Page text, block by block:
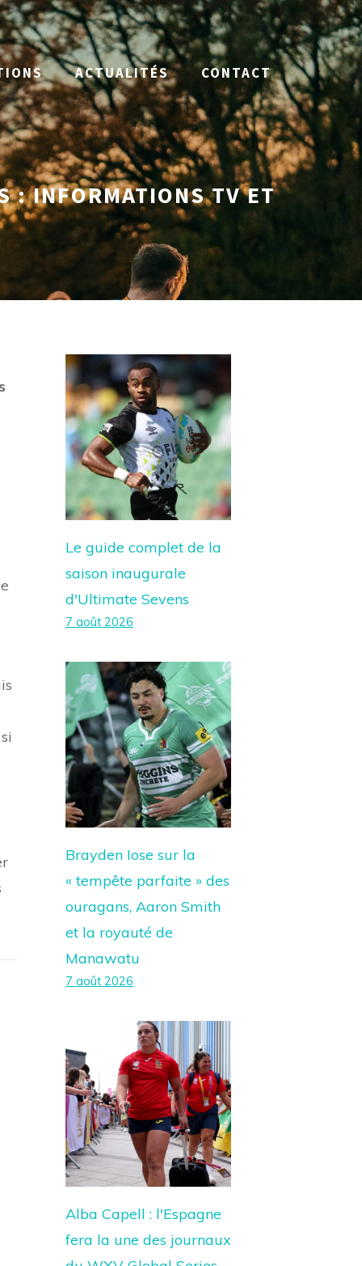
ACTUALITÉS CONTACT
: INFORMATIONS TV ET
Le guide complet de la
saison inaugurale
d'Ultimate Sevens
7 août 2026
Brayden Iose sur la
« tempête parfaite » des
ouragans, Aaron Smith
et la royauté de
Manawatu
7 août 2026
Alba Capell : l'Espagne
fera la une des journaux